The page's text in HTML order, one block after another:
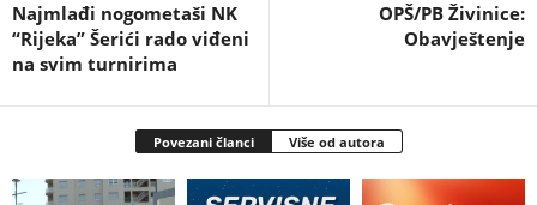
Najmlađi nogometaši NK
“Rijeka” Šerići rado viđeni
na svim turnirima
OPŠ/PB Živinice:
Obavještenje
Povezani članci Više od autora